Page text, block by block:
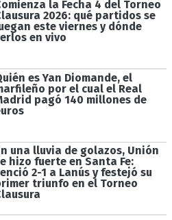
la Fecha 4 del Torneo
2026: qué partidos se
este viernes y dónde
en vivo
es Yan Diomande, el
por el cual el Real
pagó 140 millones de
una lluvia de golazos, Unión
hizo fuerte en Santa Fe:
2-1 a Lanús y festejó su
triunfo en el Torneo